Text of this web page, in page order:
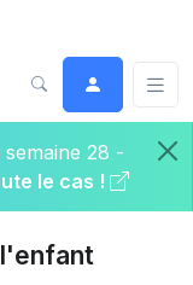
semaine 28 -
le cas !